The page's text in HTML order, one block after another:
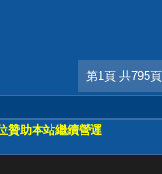
第1頁 共795頁
贊助本站繼續營運